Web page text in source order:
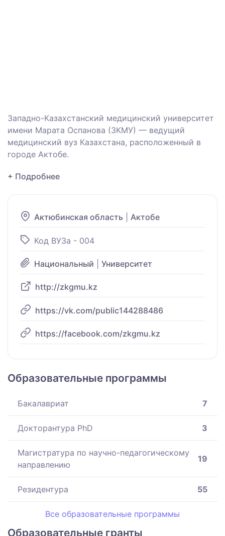
Западно-Казахстанский медицинский университет
имени Марата Оспанова (ЗКМУ) — ведущий
медицинский вуз Казахстана, расположенный в
городе Актобе.
+ Подробнее
Актюбинская область Актобе
Код ВУЗа - 004
Национальный Университет
http://zkgmu.kz
https://vk.com/public144288486
https://facebook.com/zkgmu.kz
Образовательные программы
Бакалавриат 7
Докторантура PhD 3
Магистратура по научно-педагогическому
направлению
19
Резидентура 55
Все образовательные программы
Образовательные гранты